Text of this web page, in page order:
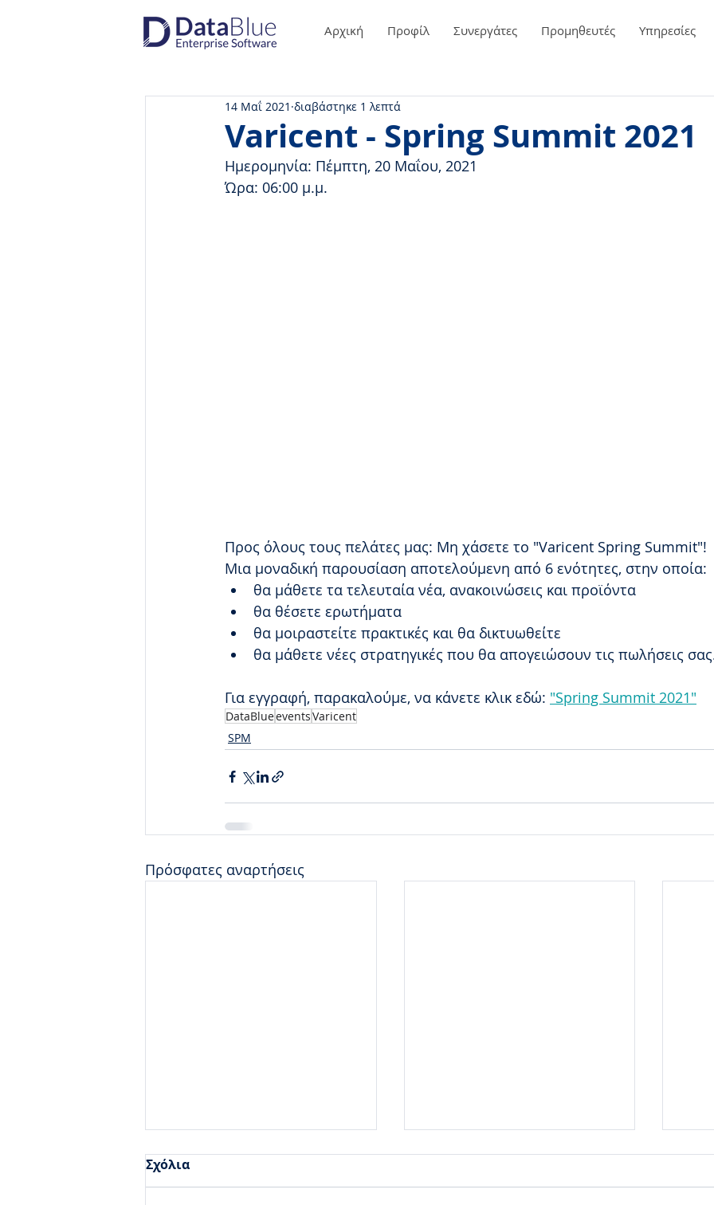
Αρχική Προφίλ Συνεργάτες Προμηθευτές Υπηρεσίες
Varicent - Spring Summit 2021
14 Μαΐ 2021 διαβάστηκε 1 λεπτά
Ημερομηνία: Πέμπτη, 20 Μαΐου, 2021
Ώρα: 06:00 μ.μ.
Προς όλους τους πελάτες μας: Μη χάσετε το "Varicent Spring Summit"!
Μια μοναδική παρουσίαση αποτελούμενη από 6 ενότητες, στην οποία:
θα μάθετε τα τελευταία νέα, ανακοινώσεις και προϊόντα
θα θέσετε ερωτήματα
θα μοιραστείτε πρακτικές και θα δικτυωθείτε
θα μάθετε νέες στρατηγικές που θα απογειώσουν τις πωλήσεις
Για εγγραφή, παρακαλούμε, να κάνετε κλικ εδώ: "Spring Summit 2021"
DataBlueeventsVaricent
SPM
Πρόσφατες αναρτήσεις
Σχόλια